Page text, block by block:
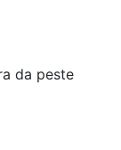
da peste